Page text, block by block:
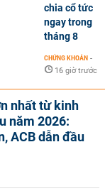
chia cổ tức
ngay trong
tháng 8
CHỨNG KHOÁN -
16 giờ trước
nhất từ kinh
năm 2026:
ACB dẫn đầu